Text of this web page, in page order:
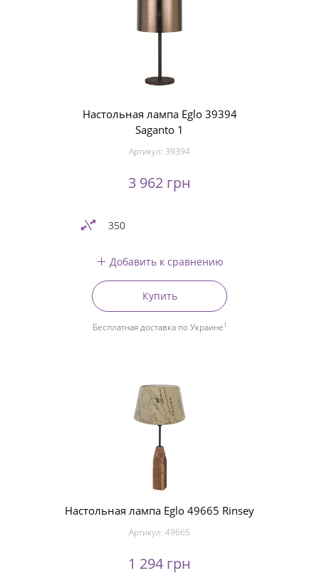
Настольная лампа Eglo 39394
Saganto 1
Артикул: 39394
3 962 грн
350
Добавить к сравнению
Купить
Бесплатная доставка по Украине1
Настольная лампа Eglo 49665 Rinsey
Артикул: 49665
1 294 грн